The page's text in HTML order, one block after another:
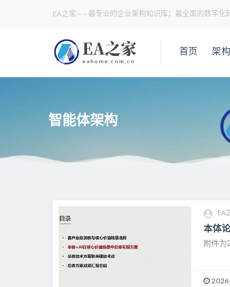
EA之家——最专业的企业架构知识库；最全面的数字化
首页 架
智能体架构
EA
本体
附件为